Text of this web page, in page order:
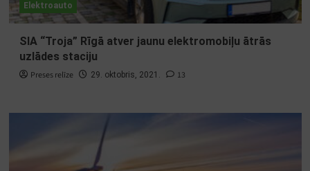
Elektroauto
SIA “Troja” Rīgā atver jaunu elektromobiļu ātrās
uzlādes staciju
Preses relīze 29. oktobris, 2021. 13